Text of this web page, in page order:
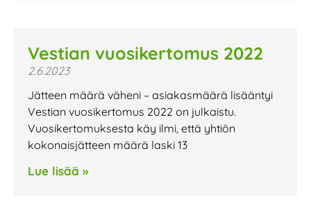
Vestian vuosikertomus 2022
2.6.2023
Jätteen määrä väheni – asiakasmäärä lisääntyi
Vestian vuosikertomus 2022 on julkaistu.
Vuosikertomuksesta käy ilmi, että yhtiön
kokonaisjätteen määrä laski 13
Lue lisää »